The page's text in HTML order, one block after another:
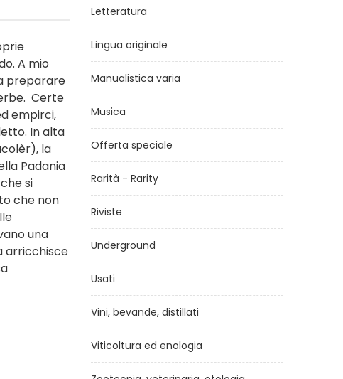
A mio
preparare
Certe
empirci,
In alta
la
Padania
si
che non
una
arricchisce
Letteratura
Lingua originale
Manualistica varia
Musica
Offerta speciale
Rarità - Rarity
Riviste
Underground
Usati
Vini, bevande, distillati
Viticoltura ed enologia